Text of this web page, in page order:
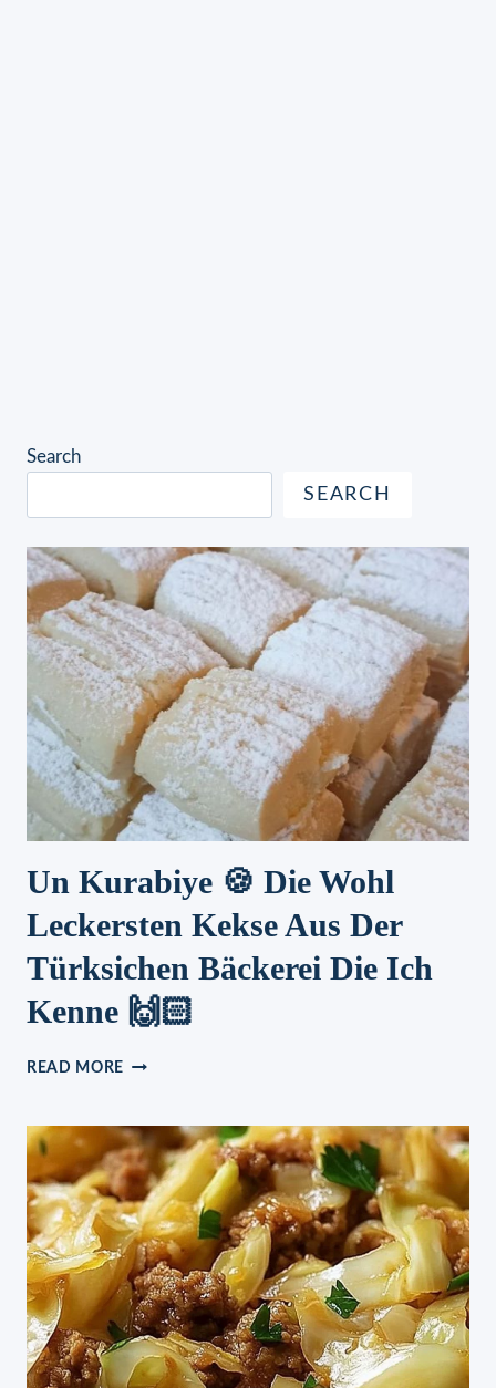
Search
SEARCH
Un Kurabiye 🍪 Die Wohl
Leckersten Kekse Aus Der
Türksichen Bäckerei Die Ich
Kenne 🙌🏻
READ MORE UN
DIE
WOHL
LECKERSTEN
KEKSE
AUS
DER
TÜRKSICHEN
BÄCKEREI
DIE
ICH
KENNE